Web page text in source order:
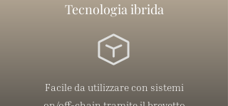
Tecnologia ibrida
Facile da utilizzare con sistemi